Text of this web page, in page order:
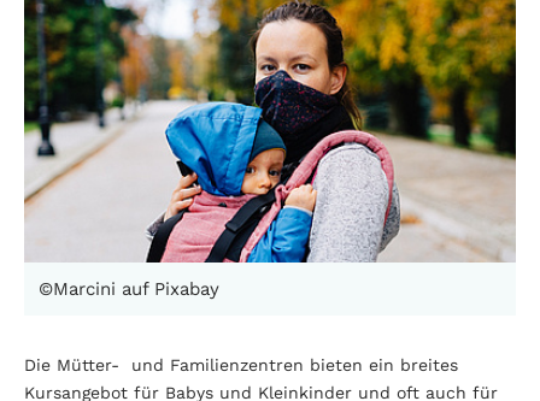
©Marcini auf Pixabay
Die Mütter- und Familienzentren bieten ein breites
Kursangebot für Babys und Kleinkinder und oft auch für